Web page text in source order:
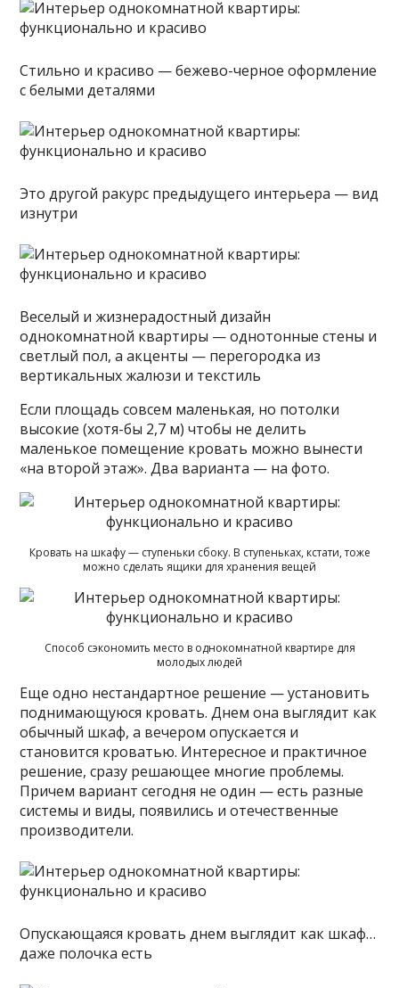
Стильно и красиво — бежево-черное оформление
с белыми деталями
Это другой ракурс предыдущего интерьера — вид
изнутри
Веселый и жизнерадостный дизайн
однокомнатной квартиры — однотонные стены и
светлый пол, а акценты — перегородка из
вертикальных жалюзи и текстиль
Если площадь совсем маленькая, но потолки
высокие (хотя-бы 2,7 м) чтобы не делить
маленькое помещение кровать можно вынести
«на второй этаж». Два варианта — на фото.
Кровать на шкафу — ступеньки сбоку. В ступеньках, кстати, тоже
можно сделать ящики для хранения вещей
Способ сэкономить место в однокомнатной квартире для
молодых людей
Еще одно нестандартное решение — установить
поднимающуюся кровать. Днем она выглядит как
обычный шкаф, а вечером опускается и
становится кроватью. Интересное и практичное
решение, сразу решающее многие проблемы.
Причем вариант сегодня не один — есть разные
системы и виды, появились и отечественные
производители.
Опускающаяся кровать днем выглядит как шкаф…
даже полочка есть